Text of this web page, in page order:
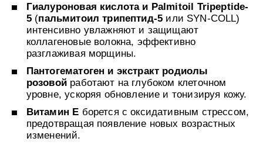
"Комплексный уход" Силапант
УХОД ЗА ВОЛОСАМИ
Подарочный набор для волос
"Комплексный уход" Силапант
CLIODERM
Крем для
мультикомплекс 5 в 1 с
минералами Алтайбио
Гиалуроновая кислота и Palmitoil Tripeptide-
5(пальмитоил трипептид-5 или SYN-COLL)
интенсивно увлажняют и защищают
коллагеновые волокна, эффективно
разглаживая морщины.
Пантогематоген и экстракт родиолы
розовой работают на глубоком клеточном
уровне, ускоряя обновление и тонизируя кожу.
Витамин Е борется с оксидативным стрессом,
предотвращая появление новых возрастных
изменений.